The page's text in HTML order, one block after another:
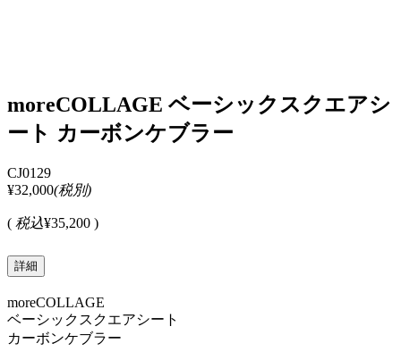
moreCOLLAGE ベーシックスクエアシ
ート カーボンケブラー
CJ0129
¥32,000(税別)
( 税込¥35,200 )
詳細
moreCOLLAGE
ベーシックスクエアシート
カーボンケブラー